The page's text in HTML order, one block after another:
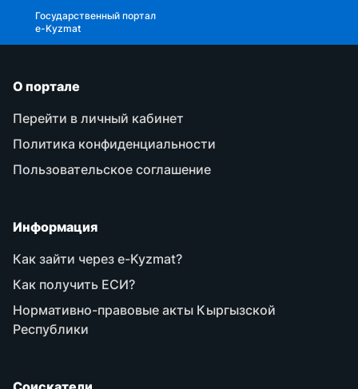
Государственный портал
e-Kyzmat
О портале
Перейти в личный кабинет
Политика конфиденциальности
Пользовательское соглашение
Информация
Как зайти через e-Kyzmat?
Как получить ЕСИ?
Нормативно-правовые акты Кыргызской
Республики